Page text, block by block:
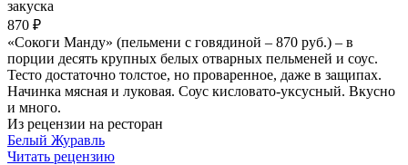
закуска
870 ₽
«Сокоги Манду» (пельмени с говядиной – 870 руб.) – в
порции десять крупных белых отварных пельменей и соус.
Тесто достаточно толстое, но проваренное, даже в защипах.
Начинка мясная и луковая. Соус кисловато-уксусный. Вкусно
и много.
Из рецензии на ресторан
Белый Журавль
Читать рецензию